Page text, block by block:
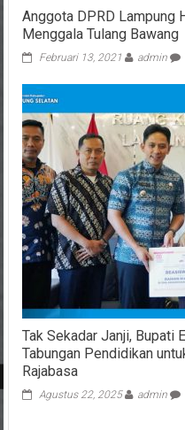
Anggota DPRD Lampung
Menggala Tulang Bawang
Februari 13, 2021 admin
Tak Sekadar Janji, Bupati
Tabungan Pendidikan
Rajabasa
Agustus 22, 2025 admin